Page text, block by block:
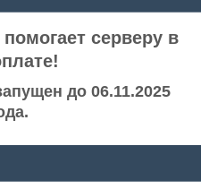
серверу в
до 06.11.2025